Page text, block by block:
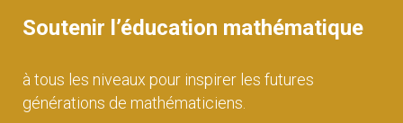
Soutenir l’éducation mathématique
à tous les niveaux pour inspirer les futures
générations de mathématiciens.